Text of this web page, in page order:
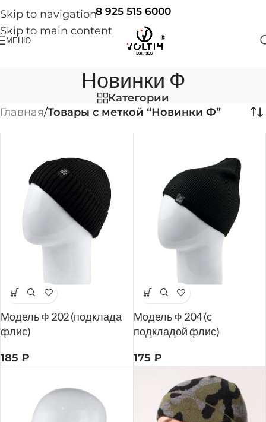
Skip to navigation
Skip to main content
8 925 515 6000
МЕНЮ
Новинки Ф
Категории
Главная/Товары с меткой “Новинки Ф”
Модель Ф 202 (подклада
флис)
185 ₽
Модель Ф 204 (с
подкладой флис)
175 ₽